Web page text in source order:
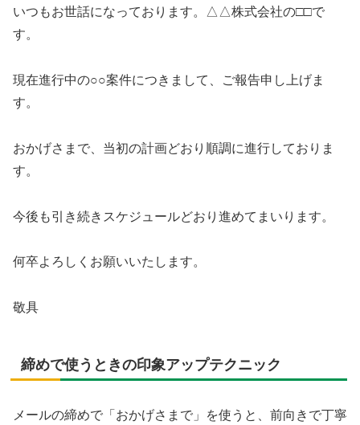
いつもお世話になっております。△△株式会社の□□で
す。
現在進行中の○○案件につきまして、ご報告申し上げま
す。
おかげさまで、当初の計画どおり順調に進行しておりま
す。
今後も引き続きスケジュールどおり進めてまいります。
何卒よろしくお願いいたします。
敬具
締めで使うときの印象アップテクニック
メールの締めで「おかげさまで」を使うと、前向きで丁寧